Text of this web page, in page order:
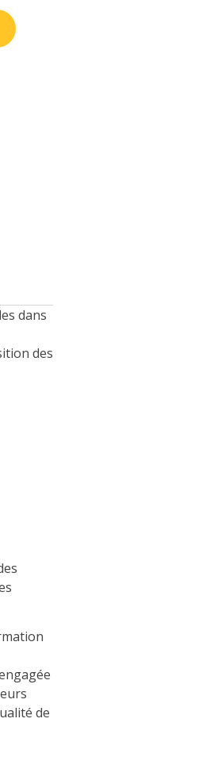
dans
des
de